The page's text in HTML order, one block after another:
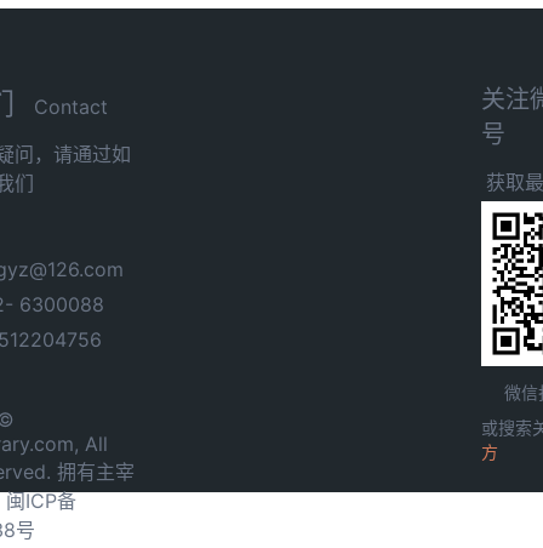
Contact
问，请通过如
们
6300088
All
拥有主宰
闽ICP备
号
关注
号
获取
微信
或搜索
方